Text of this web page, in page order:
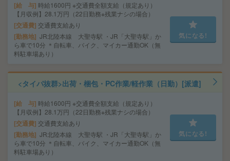
給 与 時給1600円 ※交通費全額支給（規定あり）
【月収例】28.1万円（22日勤務※残業ナシの場合）
交通費 交通費支給あり
勤務地 JR北陸本線 大聖寺駅 ・JR「大聖寺駅」か
ら車で10分 ＊自転車、バイク、マイカー通勤OK（無
料駐車場あり）
気になる!
<タイパ抜群>出荷・梱包・PC作業/軽作業（日勤）[派遣]
給 与 時給1600円 ※交通費全額支給（規定あり）
【月収例】28.1万円（22日勤務※残業ナシの場合）
交通費 交通費支給あり
勤務地 JR北陸本線 大聖寺駅 ・JR「大聖寺駅」か
ら車で10分 ＊自転車、バイク、マイカー通勤OK（無
料駐車場あり）
気になる!